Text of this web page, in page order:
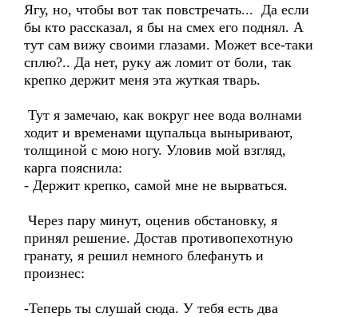
Ягу, но, чтобы вот так повстречать... Да если
бы кто рассказал, я бы на смех его поднял. А
тут сам вижу своими глазами. Может все-таки
сплю?.. Да нет, руку аж ломит от боли, так
крепко держит меня эта жуткая тварь.
Тут я замечаю, как вокруг нее вода волнами
ходит и временами щупальца выныривают,
толщиной с мою ногу. Уловив мой взгляд,
карга пояснила:
- Держит крепко, самой мне не вырваться.
Через пару минут, оценив обстановку, я
принял решение. Достав противопехотную
гранату, я решил немного блефануть и
произнес:
-Теперь ты слушай сюда. У тебя есть два